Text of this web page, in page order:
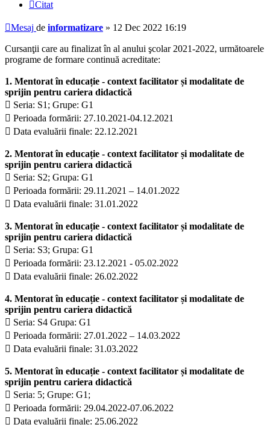
Citat
Mesaj de informatizare » 12 Dec 2022 16:19
Cursanţii care au finalizat în al anului şcolar 2021-2022, următoarele
programe de formare continuă acreditate:
1. Mentorat în educație - context facilitator și modalitate de
sprijin pentru cariera didactică
 Seria: S1; Grupe: G1
 Perioada formării: 27.10.2021-04.12.2021
 Data evaluării finale: 22.12.2021
2. Mentorat în educație - context facilitator și modalitate de
sprijin pentru cariera didactică
 Seria: S2; Grupa: G1
 Perioada formării: 29.11.2021 – 14.01.2022
 Data evaluării finale: 31.01.2022
3. Mentorat în educație - context facilitator și modalitate de
sprijin pentru cariera didactică
 Seria: S3; Grupa: G1
 Perioada formării: 23.12.2021 - 05.02.2022
 Data evaluării finale: 26.02.2022
4. Mentorat în educație - context facilitator și modalitate de
sprijin pentru cariera didactică
 Seria: S4 Grupa: G1
 Perioada formării: 27.01.2022 – 14.03.2022
 Data evaluării finale: 31.03.2022
5. Mentorat în educație - context facilitator și modalitate de
sprijin pentru cariera didactică
 Seria: 5; Grupe: G1;
 Perioada formării: 29.04.2022-07.06.2022
 Data evaluării finale: 25.06.2022